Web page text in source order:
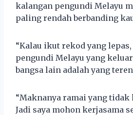
kalangan pengundi Melayu
paling rendah berbanding
“Kalau ikut rekod yang
pengundi Melayu yang
bangsa lain adalah yang
“Maknanya ramai yang
Jadi saya mohon kerjasama